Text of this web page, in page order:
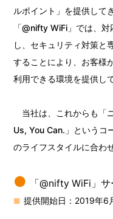
ルポイント」を提供して
「@nifty WiFi」では、
し、セキュリティ対策と
することにより、お客様
利用できる環境を提供し
当社は、これからも「
Us, You Can.」というコ
のライフスタイルに合わ
「@nifty WiFi」
提供開始日：2019年6